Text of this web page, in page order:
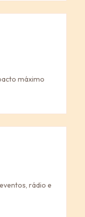
máximo
rádio e